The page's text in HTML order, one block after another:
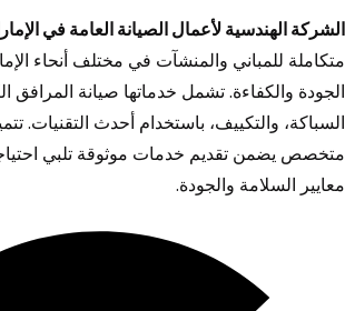
الشركة الهندسية لأعمال الصيانة العامة في
متكاملة للمباني والمنشآت في مختلف أنحاء
الجودة والكفاءة. تشمل خدماتها صيانة المرافق
السباكة، والتكييف، باستخدام أحدث التقنيات.
متخصص يضمن تقديم خدمات موثوقة تلبي
معايير السلامة والجودة.